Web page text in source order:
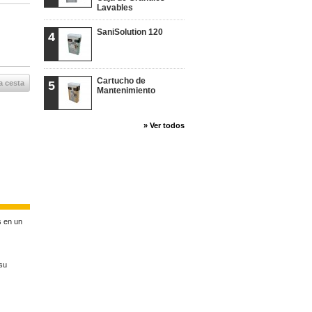
cesta
en un
Lavables
4 SaniSolution 120
5
Cartucho de
Mantenimiento
» Ver todos